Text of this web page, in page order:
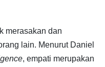
merasakan dan
lain. Menurut Daniel
, empati merupakan